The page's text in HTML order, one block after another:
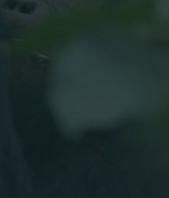
en Uganda
safari